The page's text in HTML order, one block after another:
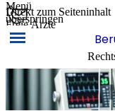
Direkt zum Seiteninhalt
Menü
überspringen
Freie Ärzte